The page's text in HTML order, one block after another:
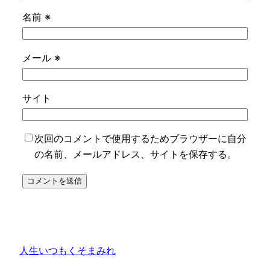
名前 ※
メール ※
サイト
次回のコメントで使用するためブラウザーに自分
の名前、メールアドレス、サイトを保存する。
人生いつもくそまみれ